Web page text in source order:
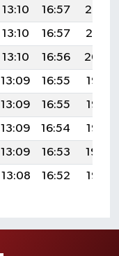
13:10 16:57
20:03
13:10 16:57
20:01
13:10 16:56
20:00
13:09 16:55
19:58
13:09 16:55
19:57
13:09 16:54
19:55
13:09 16:53
19:54
13:08 16:52 19:52